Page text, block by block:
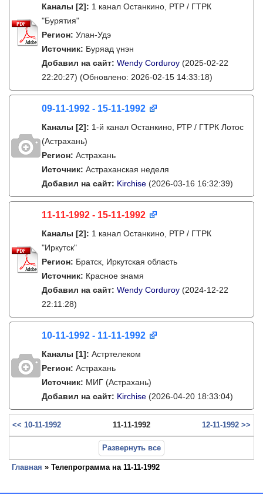
Каналы [2]: 1 канал Останкино, РТР / ГТРК
"Бурятия"
Регион: Улан-Удэ
Источник: Буряад үнэн
Добавил на сайт: Wendy Corduroy (2025-02-22
22:20:27) (Обновлено: 2026-02-15 14:33:18)
09-11-1992 - 15-11-1992
Каналы [2]: 1-й канал Останкино, РТР / ГТРК Лотос
(Астрахань)
Регион: Астрахань
Источник: Астраханская неделя
Добавил на сайт: Kirchise (2026-03-16 16:32:39)
11-11-1992 - 15-11-1992
Каналы [2]: 1 канал Останкино, РТР / ГТРК
"Иркутск"
Регион: Братск, Иркутская область
Источник: Красное знамя
Добавил на сайт: Wendy Corduroy (2024-12-22
22:11:28)
10-11-1992 - 11-11-1992
Каналы [1]: Астртелеком
Регион: Астрахань
Источник: МИГ (Астрахань)
Добавил на сайт: Kirchise (2026-04-20 18:33:04)
<< 10-11-1992 11-11-1992 12-11-1992 >>
Развернуть все
Главная » Телепрограмма на 11-11-1992